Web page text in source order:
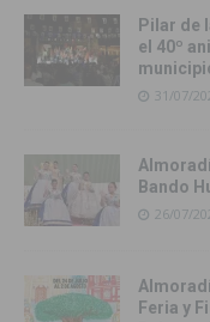
Pilar de
el 40º
31/07/
Bando
26/07/
Feria y